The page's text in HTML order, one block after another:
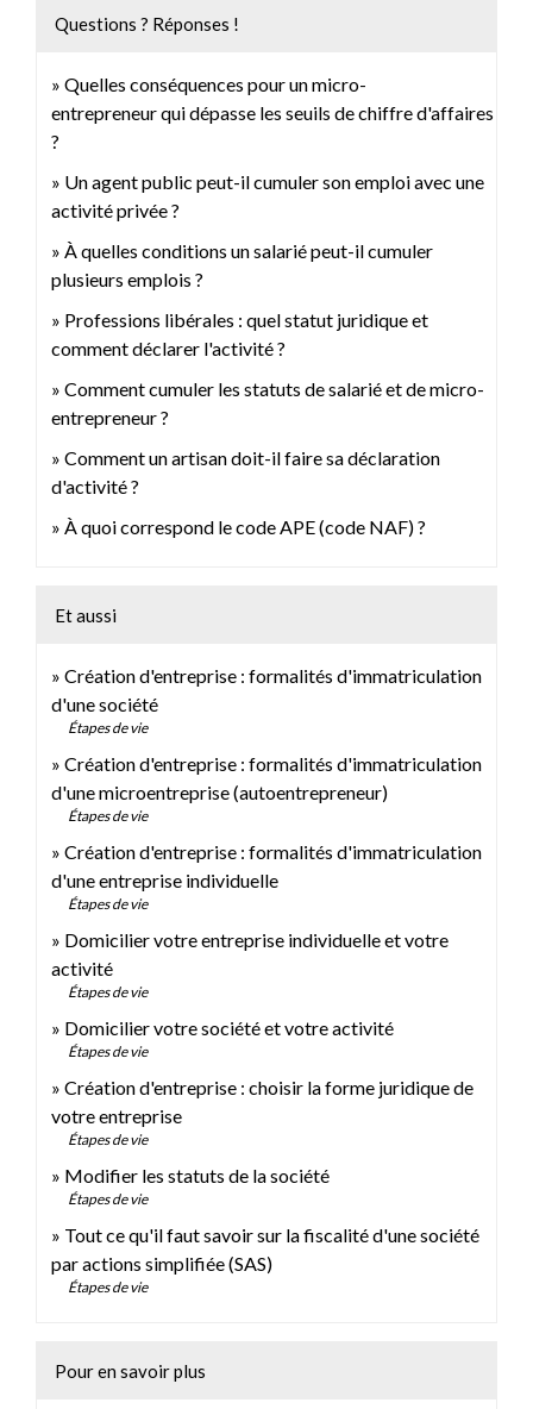
Questions ? Réponses !
Quelles conséquences pour un micro-
entrepreneur qui dépasse les seuils de chiffre d'affaires
?
Un agent public peut-il cumuler son emploi avec une
activité privée ?
À quelles conditions un salarié peut-il cumuler
plusieurs emplois ?
Professions libérales : quel statut juridique et
comment déclarer l'activité ?
Comment cumuler les statuts de salarié et de micro-
entrepreneur ?
Comment un artisan doit-il faire sa déclaration
d'activité ?
À quoi correspond le code APE (code NAF) ?
Et aussi
Création d'entreprise : formalités d'immatriculation
d'une société
Étapes de vie
Création d'entreprise : formalités d'immatriculation
d'une microentreprise (autoentrepreneur)
Étapes de vie
Création d'entreprise : formalités d'immatriculation
d'une entreprise individuelle
Étapes de vie
Domicilier votre entreprise individuelle et votre
activité
Étapes de vie
Domicilier votre société et votre activité
Étapes de vie
Création d'entreprise : choisir la forme juridique de
votre entreprise
Étapes de vie
Modifier les statuts de la société
Étapes de vie
Tout ce qu'il faut savoir sur la fiscalité d'une société
par actions simplifiée (SAS)
Étapes de vie
Pour en savoir plus